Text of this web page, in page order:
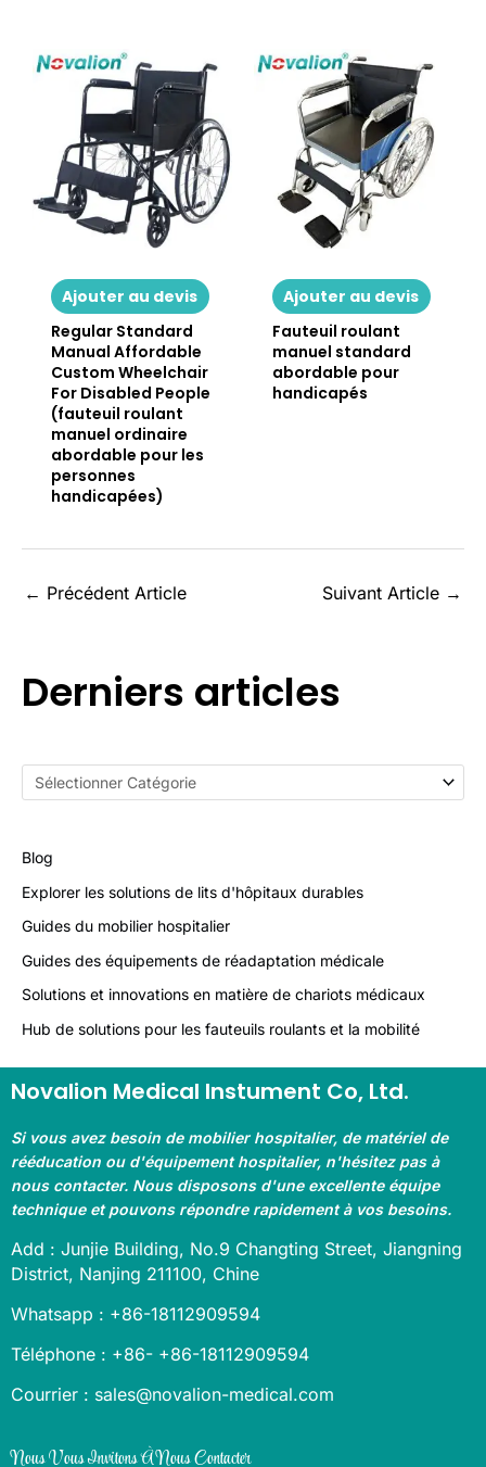
Derniers articles
Blog
Explorer les solutions de lits d'hôpitaux durables
Guides du mobilier hospitalier
Guides des équipements de réadaptation médicale
Solutions et innovations en matière de chariots médicaux
Hub de solutions pour les fauteuils roulants et la mobilité
Ajouter au devis
Regular Standard
Manual Affordable
Custom Wheelchair
For Disabled People
(fauteuil roulant
manuel ordinaire
abordable pour les
personnes
handicapées)
Ajouter au devis
Fauteuil roulant
manuel standard
abordable pour
handicapés
← Précédent Article Suivant Article →
Novalion Medical Instument Co, Ltd.
Si vous avez besoin de mobilier hospitalier, de matériel de
rééducation ou d'équipement hospitalier, n'hésitez pas à
nous contacter. Nous disposons d'une excellente équipe
technique et pouvons répondre rapidement à vos besoins.
Add : Junjie Building, No.9 Changting Street, Jiangning
District, Nanjing 211100, Chine
Whatsapp : +86-18112909594
Téléphone : +86- +86-18112909594
Courrier : sales@novalion-medical.com
Nous Vous Invitons À Nous Contacter